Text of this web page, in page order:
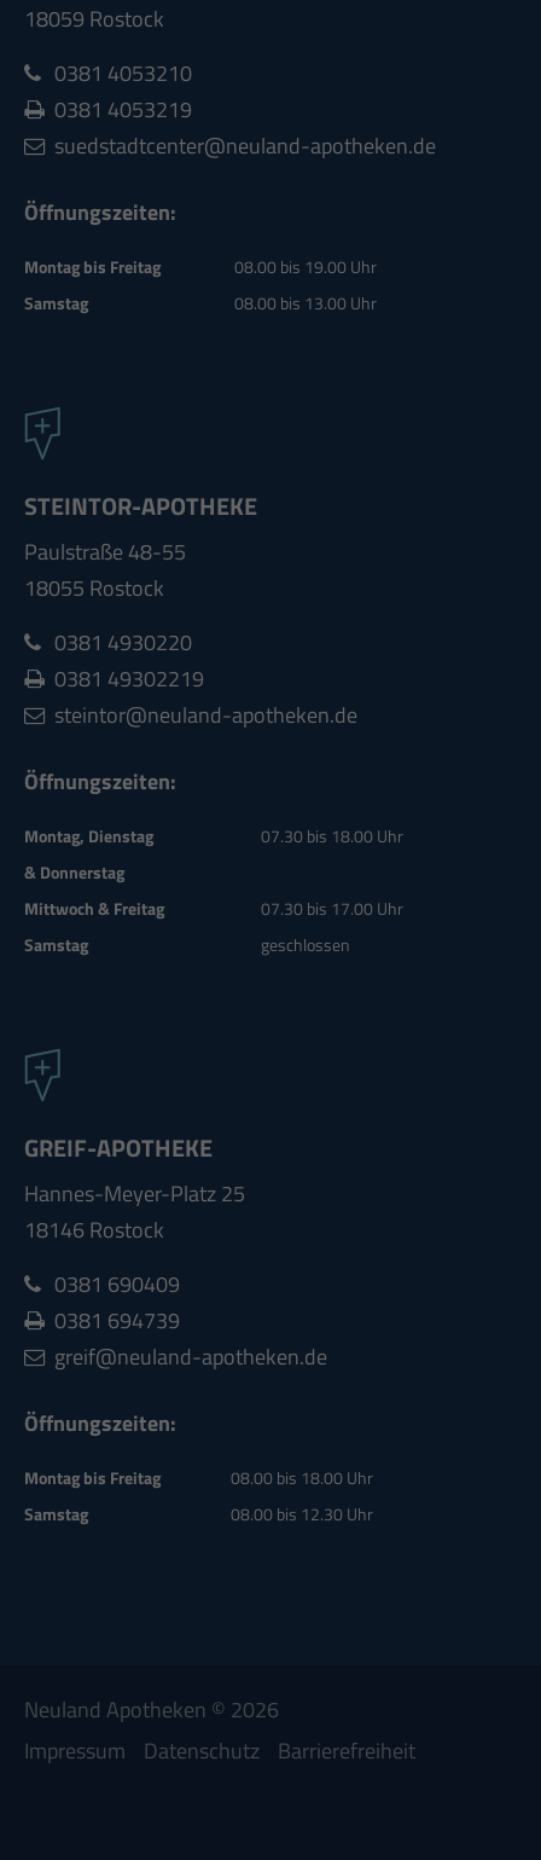
18059 Rostock
0381 4053210
0381 4053219
suedstadtcenter@neuland-apotheken.de
Öffnungszeiten:
Montag bis Freitag
08.00 bis 19.00 Uhr
Samstag
08.00 bis 13.00 Uhr
STEINTOR-APOTHEKE
Paulstraße 48-55
18055 Rostock
0381 4930220
0381 49302219
steintor@neuland-apotheken.de
Öffnungszeiten:
Montag, Dienstag
& Donnerstag
07.30 bis 18.00 Uhr
Mittwoch & Freitag
07.30 bis 17.00 Uhr
Samstag
geschlossen
GREIF-APOTHEKE
Hannes-Meyer-Platz 25
18146 Rostock
0381 690409
0381 694739
greif@neuland-apotheken.de
Öffnungszeiten:
Montag bis Freitag
08.00 bis 18.00 Uhr
Samstag
08.00 bis 12.30 Uhr
Neuland Apotheken © 2026
Impressum
Datenschutz Barrierefreiheit